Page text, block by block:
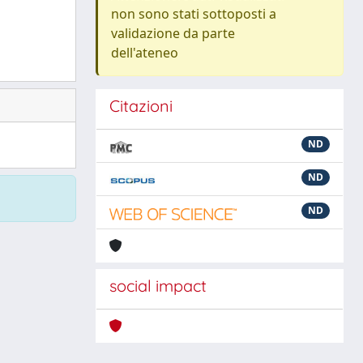
non sono stati sottoposti a
validazione da parte
dell'ateneo
Citazioni
ND
ND
ND
social impact